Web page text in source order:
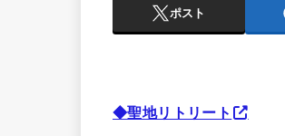
ポスト
◆聖地リトリート